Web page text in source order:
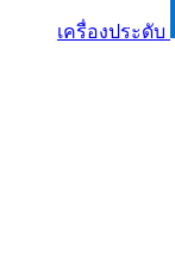
เครื่องประดับ